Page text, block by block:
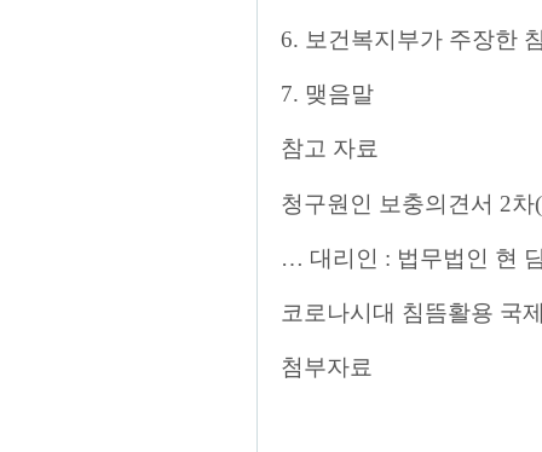
6. 보건복지부가 주장한
7. 맺음말
참고 자료
청구원인 보충의견서 2차
… 대리인 : 법무법인 현
코로나시대 침뜸활용 국
첨부자료